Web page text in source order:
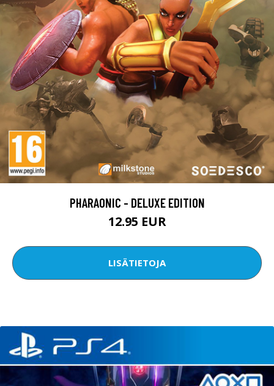
PHARAONIC - DELUXE EDITION
12.95 EUR
LISÄTIETOJA